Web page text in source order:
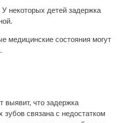
некоторых детей задержка
медицинские состояния могут
выявит, что задержка
зубов связана с недостатком